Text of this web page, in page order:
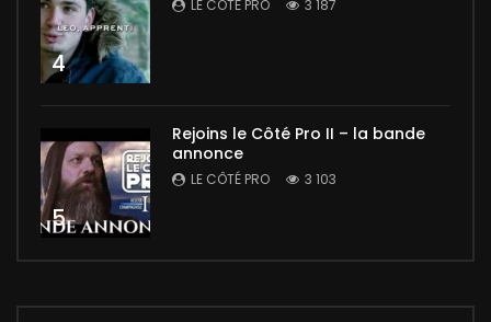
4
LE CÔTÉ PRO 3 187
5
Rejoins le Côté Pro II – la bande
annonce
LE CÔTÉ PRO 3 103